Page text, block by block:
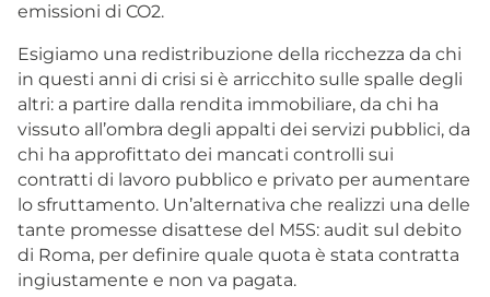
emissioni di CO2.
Esigiamo una redistribuzione della ricchezza da chi
in questi anni di crisi si è arricchito sulle spalle degli
altri: a partire dalla rendita immobiliare, da chi ha
vissuto all’ombra degli appalti dei servizi pubblici, da
chi ha approfittato dei mancati controlli sui
contratti di lavoro pubblico e privato per aumentare
lo sfruttamento. Un’alternativa che realizzi una delle
tante promesse disattese del M5S: audit sul debito
di Roma, per definire quale quota è stata contratta
ingiustamente e non va pagata.